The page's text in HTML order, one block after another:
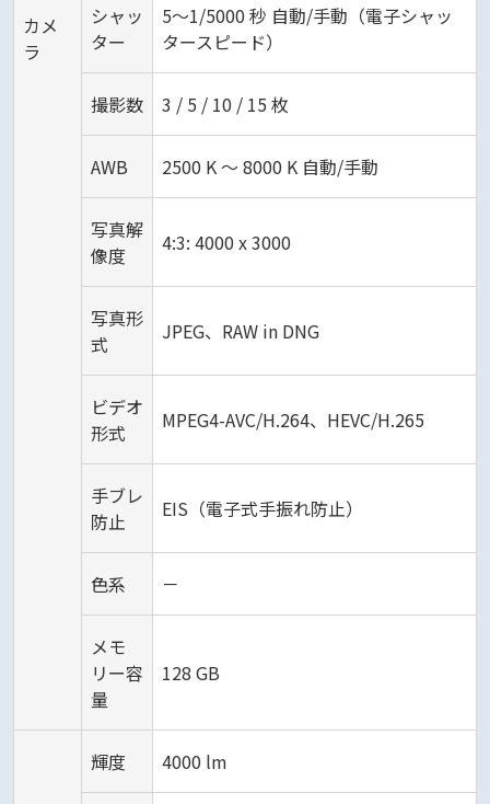
カメ
ラ
シャッ
ター
5～1/5000 秒 自動/手動（電子シャッ
タースピード）
撮影数 3 / 5 / 10 / 15 枚
AWB 2500 K ～ 8000 K 自動/手動
写真解
像度
4:3: 4000 x 3000
写真形
式
JPEG、RAW in DNG
ビデオ
形式
MPEG4-AVC/H.264、HEVC/H.265
手ブレ
防止
EIS（電子式手振れ防止）
色系 －
メモ
リー容
量
128 GB
輝度 4000 lm